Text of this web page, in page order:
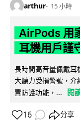
arthur 15 小時
AirPods 用
耳機用戶謹
長時間高音量佩戴
大聽力受損警號，
置防護功能，...
閱
16 分享